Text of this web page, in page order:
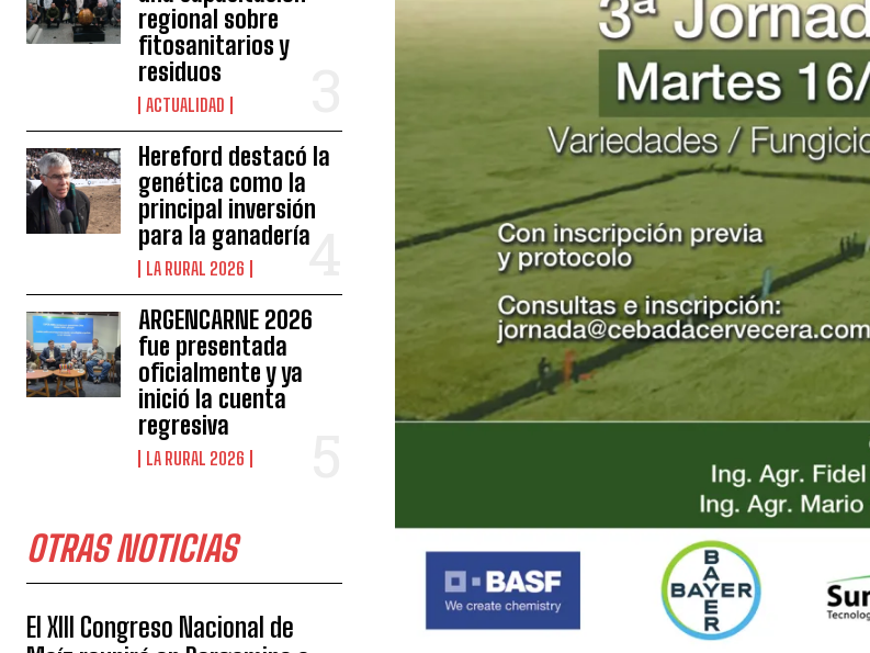
regional sobre
fitosanitarios y
residuos
ACTUALIDAD
Hereford destacó la
genética como la
principal inversión
para la ganadería
LA RURAL 2026
ARGENCARNE 2026
fue presentada
oficialmente y ya
inició la cuenta
regresiva
LA RURAL 2026
OTRAS NOTICIAS
El XIII Congreso Nacional de